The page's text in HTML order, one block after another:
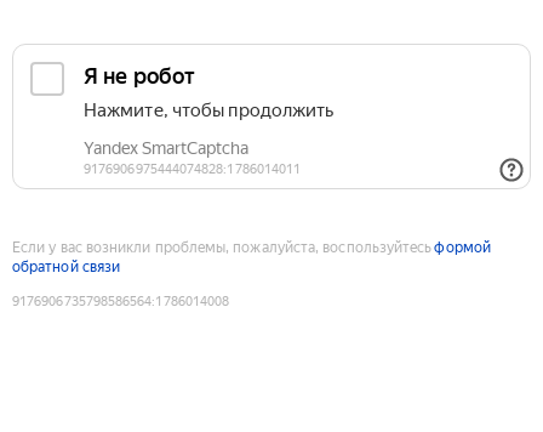
Если у вас возникли проблемы, пожалуйста, воспользуйтесьформой
обратной связи
9176906735798586564:1786014008